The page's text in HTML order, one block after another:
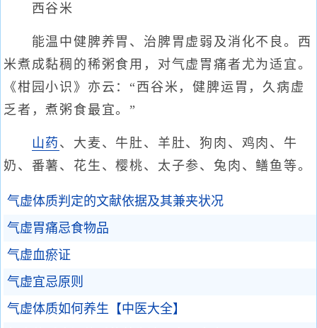
西谷米
能温中健脾养胃、治脾胃虚弱及消化不良。西
米煮成黏稠的稀粥食用，对气虚胃痛者尤为适宜。
《柑园小识》亦云：“西谷米，健脾运胃，久病虚
乏者，煮粥食最宜。”
山药 、大麦、牛肚、羊肚、狗肉、鸡肉、牛
奶、番薯、花生、樱桃、太子参、兔肉、鳝鱼等。
气虚体质判定的文献依据及其兼夹状况
气虚胃痛忌食物品
气虚血瘀证
气虚宜忌原则
气虚体质如何养生【中医大全】